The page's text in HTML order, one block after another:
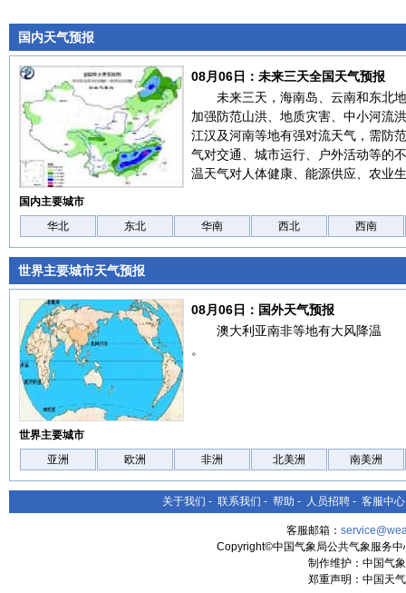
国内天气预报
08月06日：未来三天全国天气预报
未来三天，海南岛、云南和东北
加强防范山洪、地质灾害、中小河流
江汉及河南等地有强对流天气，需防
气对交通、城市运行、户外活动等的
温天气对人体健康、能源供应、农业
国内主要城市
华北
东北 华南 西北 西南
世界主要城市天气预报
08月06日：国外天气预报
澳大利亚南非等地有大风降温
。
世界主要城市
亚洲
欧洲 非洲 北美洲 南美洲
关于我们 - 联系我们 - 帮助 - 人员招聘 - 客服中心
客服邮箱：
Copyright©中国气象局公共气象服务
制作维护：中国气
郑重声明：中国天